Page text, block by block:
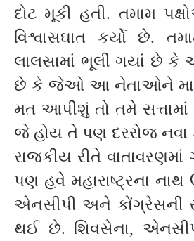
દોટ મૂકી હતી. તમામ
વિશ્વાસઘાત કર્યો છે.
લાલસામાં ભૂલી ગયાં છે કે
છે કે જેઓ આ નેતાઓને
મત આપીશું તો તમે
જે હોય તે પણ દરરોજ
રાજકીય રીતે વાતાવરણમાં
પણ હવે મહારાષ્ટ્રના નાથ
એનસીપી અને કોંગ્રેસની
થઈ છે. શિવસેના,